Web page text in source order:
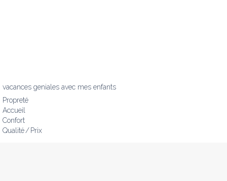
vacances geniales avec mes enfants
Propreté
Accueil
Confort
Qualité / Prix